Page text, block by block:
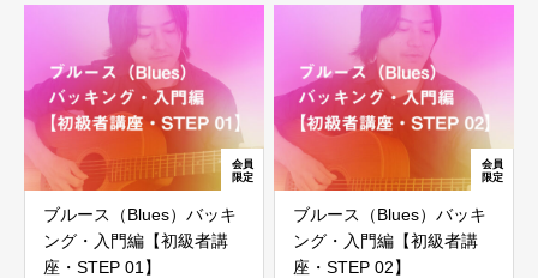
ブルース（Blues）バッキ
ング・入門編【初級者講
座・STEP 01】
ブルース（Blues）バッキ
ング・入門編【初級者講
座・STEP 02】